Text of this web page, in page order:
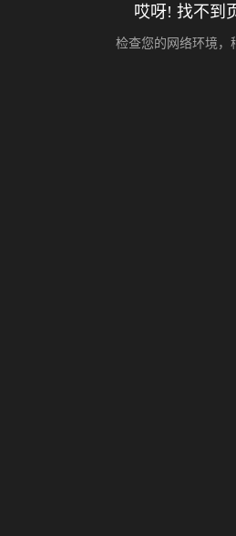
哎呀! 找不到
检查您的网络环境，